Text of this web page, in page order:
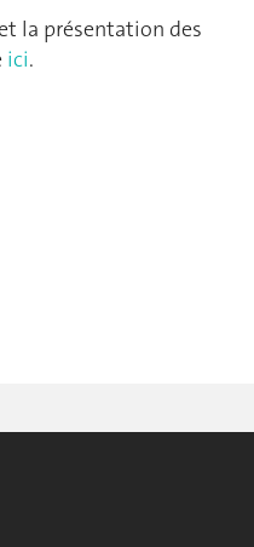
la présentation des
ici.